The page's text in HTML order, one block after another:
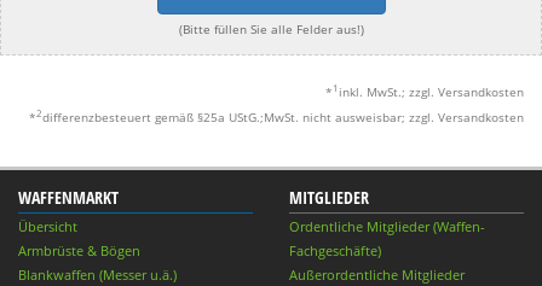
(Bitte füllen Sie alle Felder aus!)
* 1 inkl. MwSt.; zzgl. Versandkosten
*2differenzbesteuert gemäß §25a UStG.;MwSt. nicht ausweisbar; zzgl. Versandkosten
WAFFENMARKT
Übersicht
Armbrüste & Bögen
Blankwaffen (Messer u.ä.)
MITGLIEDER
Ordentliche Mitglieder (Waffen-
Fachgeschäfte)
Außerordentliche Mitglieder